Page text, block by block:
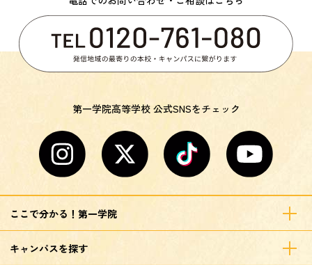
第一学院高等学校 公式SNSをチェック
ここで分かる！第一学院
キャンパスを探す